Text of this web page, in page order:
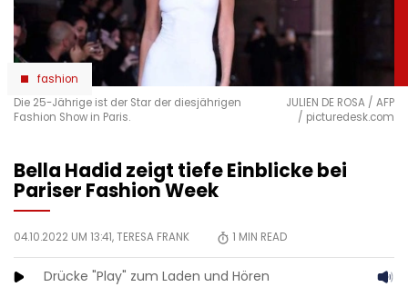
fashion
Die 25-Jährige ist der Star der diesjährigen
Fashion Show in Paris.
JULIEN DE ROSA / AFP
/ picturedesk.com
Bella Hadid zeigt tiefe Einblicke bei
Pariser Fashion Week
04.10.2022 UM 13:41,TERESA FRANK 1 MIN READ
Drücke "Play" zum Laden und Hören